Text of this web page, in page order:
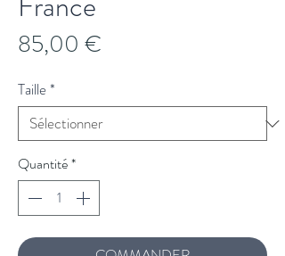
85,00 €
Taille*
Quantité*